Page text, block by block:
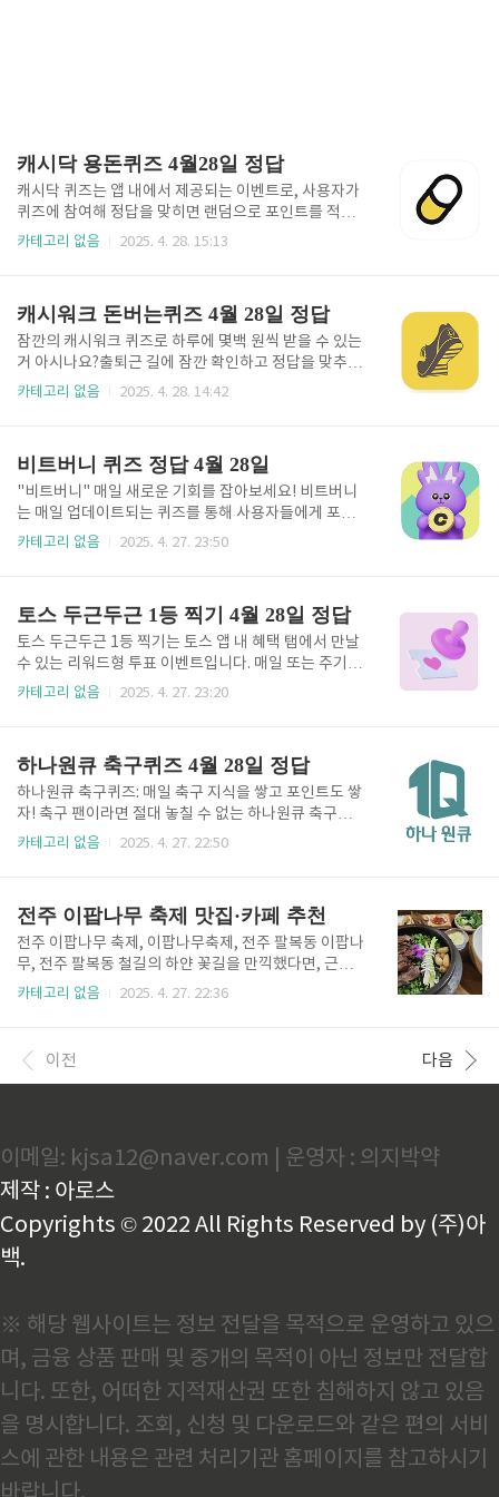
캐시닥 용돈퀴즈 4월28일 정답
캐시닥 퀴즈는 앱 내에서 제공되는 이벤트로, 사용자가
퀴즈에 참여해 정답을 맞히면 랜덤으로 포인트를 적립
할 수 있는 서비스입니다. 이 포인트는 다양한 상품이나
얇아지는 옷차림 몸매관리를 위해 슬리밍 샷 한 병으로
0000까지 챙겨서 굶는 다이어트 아닌 건강한 다이어트
합시다. v표시를 눌러 상세 설명을 확인해보세요. 캐시
닥 실시간 정답 롯데온 헬렌카민스키 정답 Q. 오늘의 혜
택 롯데온 최대 20%OFF+22%쿠폰 + 카드 10% 즉시
카테고리 없음 2025. 4. 28. 15:13
캐시워크 돈버는퀴즈 4월 28일 정답
잠깐의 캐시워크 퀴즈로 하루에 몇백 원씩 받을 수 있는
거 아시나요?출퇴근 길에 잠깐 확인하고 정답을 맞추면
한달에 고정적으로 나가는 커피값은 벌수 있습니다. 그
에 정리해놓았습니다. 누락된 퀴즈도 계속 업데이트 예
정이니 확인 가능합니다. 소휘 애사비 구미 정답 Q. 역
대급 애사비 한샷 1구미 꽉-스파이크 꽉 잡는 입막템 구
미 고민하면 품절돼요 이 구미 한알이 지금 먹고 계신
그 시큼쿰쿰 맛없는 애사비보다 함량 더 높아요. 그냥
카테고리 없음 2025. 4. 28. 14:42
비트버니 퀴즈 정답 4월 28일
"비트버니" 매일 새로운 기회를 잡아보세요! 비트버니
는 매일 업데이트되는 퀴즈를 통해 사용자들에게 포인
트 적립과 경제적 보상을 제공하는 인기 앱테크 플랫폼
확인하세요! 오늘의 퀴즈 문제 (4월 28일) "코로나19
대유행으로 수백만명이 숨진 지 5년 만에 세계보건기구
(WHO) 회원국들은 4월 16일 다음 세계 보건위기에 어
떻게 대처할 것인지에 대한 지침을 제시하는 'OOOOO'
초안에 합의했어요. 이 조약 초안은 중요한 바이러스 샘
의약..
카테고리 없음 2025. 4. 27. 23:50
토스 두근두근 1등 찍기 4월 28일 정답
토스 두근두근 1등 찍기는 토스 앱 내 혜택 탭에서 만날
수 있는 리워드형 투표 이벤트입니다. 매일 또는 주기적
으로 다양한 상품 중 1등이 될 것 같은 상품을 선택해 투
트 적립과 함께 실생활에 유용한 다양한 혜택도 누릴 수
있습니다. 참여 방법 및 기본 구조 - 토스 앱의 '혜택' 탭
에서 '두근두근 1등 찍기'를 찾을 수 있습니다. - 6개 내
외의 상품이 카탈로그 형태로 제시되고, 사용자는 하루
최대 2번까지 원하는 상품에 투표할 수 있습니다. - 투
카테고리 없음 2025. 4. 27. 23:20
하나원큐 축구퀴즈 4월 28일 정답
하나원큐 축구퀴즈: 매일 축구 지식을 쌓고 포인트도 쌓
자! 축구 팬이라면 절대 놓칠 수 없는 하나원큐 축구퀴
즈는 하나은행이 주최하는 인기 이벤트로, K리그와 해
얻을 수 있습니다. 아래에서 하나원큐 축구퀴즈의 참여
방법, 보상, 문제 유형, 그리고 꿀팁까지 상세히 소개합
니다. 2025년 4월 28일 하나원큐 축구퀴즈 문제와 정
답 확인 Q. 2025년 4월 27일 열린 2025시즌 K리그2 R
9 경기 중 부산은 어느 팀과 경기를 펼쳤을까요? 보기.
나원큐 축구퀴즈란? ..
카테고리 없음 2025. 4. 27. 22:50
전주 이팝나무 축제 맛집·카페 추천
전주 이팝나무 축제, 이팝나무축제, 전주 팔복동 이팝나
무, 전주 팔복동 철길의 하얀 꽃길을 만끽했다면, 근처
에서 전주만의 맛과 감성을 느낄 수 있는 팔복동 맛집,
월 초, 2025년은 5월 3일~5월 6일 예정 - 장소: 전주시
덕진구 팔복동1가 일대, 팔복예술공장 및 철길 구간 -
나무솥밥 건강한 한식 솥밥 한상을 맛볼 수 있는 전주
팔복동 맛집. - 대표 메뉴: 무청시래기 돼지감자 솥밥,
해초 솥..
카테고리 없음 2025. 4. 27. 22:36
이전 다음
이메일: kjsa12@naver.com | 운영자 : 의지박약
제작 : 아로스
Copyrights © 2022 All Rights Reserved by (주)아
백.
※ 해당 웹사이트는 정보 전달을 목적으로 운영하고 있으
며, 금융 상품 판매 및 중개의 목적이 아닌 정보만 전달합
니다. 또한, 어떠한 지적재산권 또한 침해하지 않고 있음
을 명시합니다. 조회, 신청 및 다운로드와 같은 편의 서비
스에 관한 내용은 관련 처리기관 홈페이지를 참고하시기